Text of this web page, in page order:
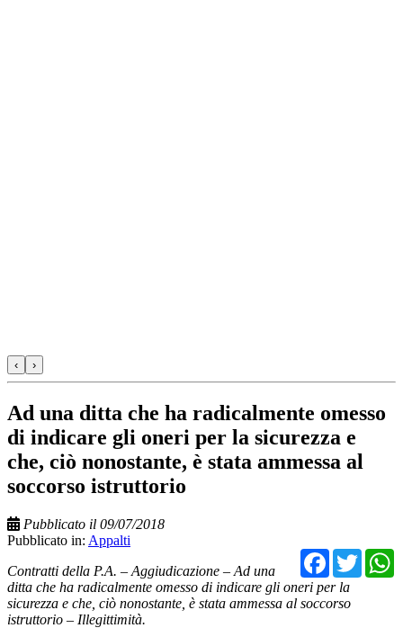
‹ ›
Ad una ditta che ha radicalmente omesso
di indicare gli oneri per la sicurezza e
che, ciò nonostante, è stata ammessa al
soccorso istruttorio
Pubblicato il 09/07/2018
Pubblicato in: Appalti
Contratti della P.A. – Aggiudicazione – Ad una
ditta che ha radicalmente omesso di indicare gli oneri per la
sicurezza e che, ciò nonostante, è stata ammessa al soccorso
istruttorio – Illegittimità.